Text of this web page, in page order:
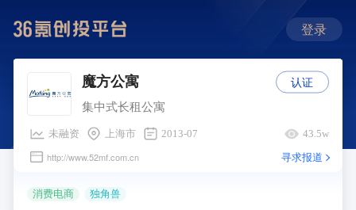
登录
魔方公寓
集中式长租公寓
未融资 上海市 2013-07 43.5w
http://www.52mf.com.cn 寻求报道
消费电商 独角兽
认证